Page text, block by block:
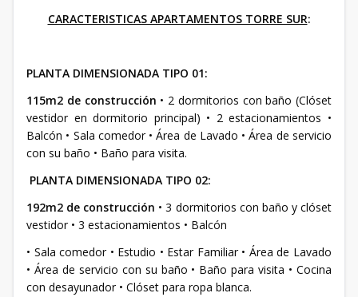
CARACTERISTICAS APARTAMENTOS TORRE SUR:
PLANTA DIMENSIONADA TIPO 01:
115m2 de construcción • 2 dormitorios con baño (Clóset
vestidor en dormitorio principal) • 2 estacionamientos •
Balcón • Sala comedor • Área de Lavado • Área de servicio
con su baño • Baño para visita.
PLANTA DIMENSIONADA TIPO 02:
192m2 de construcción • 3 dormitorios con baño y clóset
vestidor • 3 estacionamientos • Balcón
• Sala comedor • Estudio • Estar Familiar • Área de Lavado
• Área de servicio con su baño • Baño para visita • Cocina
con desayunador • Clóset para ropa blanca.